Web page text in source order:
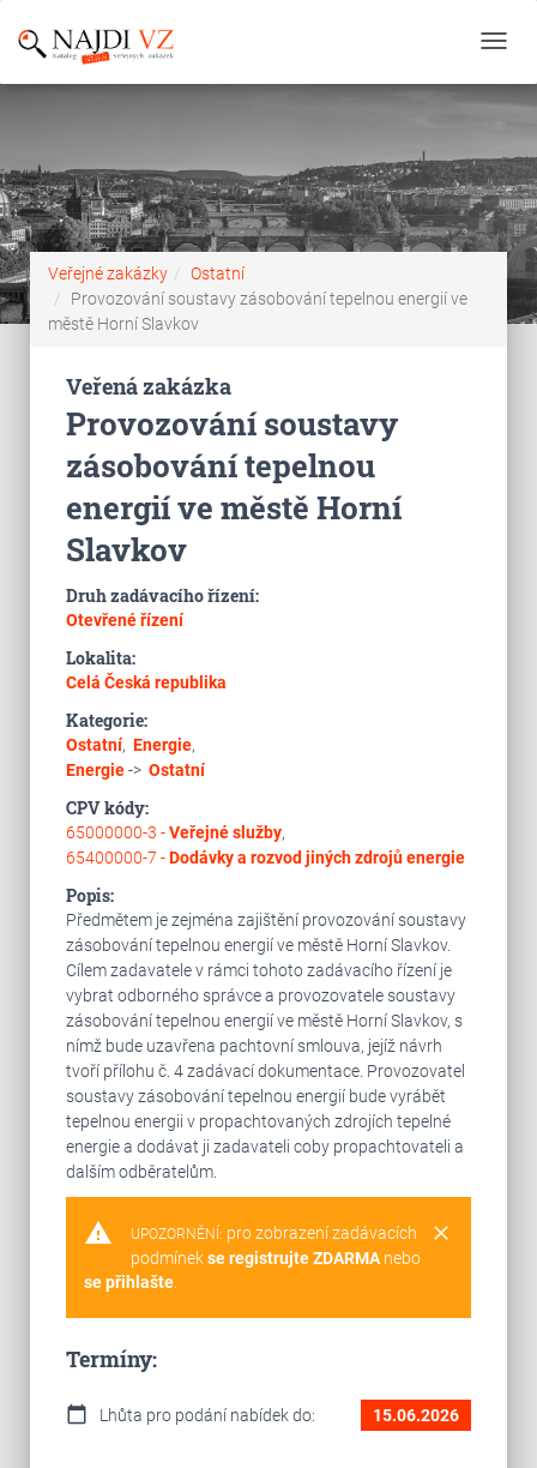
Veřejné zakázky
Ostatní
Provozování soustavy zásobování tepelnou energií ve
městě Horní Slavkov
Veřená zakázka
Provozování soustavy
zásobování tepelnou
energií ve městě Horní
Slavkov
Druh zadávacího řízení:
Otevřené řízení
Lokalita:
Celá Česká republika
Kategorie:
Ostatní, Energie,
Energie-> Ostatní
CPV kódy:
65000000-3 -Veřejné služby,
65400000-7 -Dodávky a rozvod jiných zdrojů energie
Popis:
Předmětem je zejména zajištění provozování soustavy
zásobování tepelnou energií ve městě Horní Slavkov.
Cílem zadavatele v rámci tohoto zadávacího řízení je
vybrat odborného správce a provozovatele soustavy
zásobování tepelnou energií ve městě Horní Slavkov, s
nímž bude uzavřena pachtovní smlouva, jejíž návrh
tvoří přílohu č. 4 zadávací dokumentace. Provozovatel
soustavy zásobování tepelnou energií bude vyrábět
tepelnou energii v propachtovaných zdrojích tepelné
energie a dodávat ji zadavateli coby propachtovateli a
dalším odběratelům.
warning clear
UPOZORNĚNÍ: pro zobrazení zadávacích
podmínekse registrujte ZDARMAnebo
se přihlašte.
Termíny:
calendar_today Lhůta pro podání nabídek do: 15.06.2026